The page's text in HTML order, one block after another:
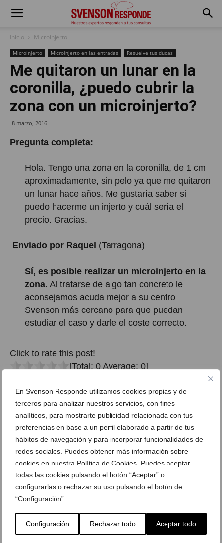
En Svenson Responde utilizamos cookies propias y de
terceros para analizar nuestros servicios, con fines
analíticos, para mostrarte publicidad relacionada con tus
preferencias en base a un perfil elaborado a partir de tus
hábitos de navegación y para incorporar funcionalidades de
redes sociales. Puedes obtener más información sobre
cookies en nuestra Política de Cookies. Puedes aceptar
todas las cookies pulsando el botón “Aceptar” o
configurarlas o rechazar su uso pulsando el botón de
“Configuración”
Configuración Rechazar todo Aceptar todo
Inicio Microinjerto
Microinjerto Microinjerto en las entradas Resuelve tus dudas
Me quitaron un lunar en la
coronilla, ¿puedo cubrir la
zona con un microinjerto?
8 marzo, 2016
Pregunta completa:
Hola. Tengo una zona en la coronilla, de 1 cm
aproximadamente, sin pelo ya que me quitaron
un lunar hace años. Me gustaría saber si
puedo hacerme un injerto y cuál sería el
precio. Gracias.
Enviado por Raquel (Tarragona)
Sí, es posible realizar un microinjerto en la
zona. Al tratarse de algo tan concreto le
aconsejamos acuda mejor a su centro
Svenson más cercano para que puedan
estudiar el caso y darle el coste correcto.
Click to rate this post!
[Total: 0 Average: 0]
Consulta anterior
¿Cómo puedo pedir este
producto y saber el precio?
Consulta siguiente
realizar el microinjerto?